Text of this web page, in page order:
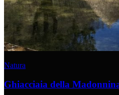
Natura
Ghiacciaia della